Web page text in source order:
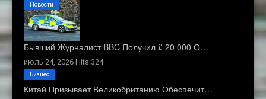
Бывший Журналист BBC Получил £ 20 000 О…
июль 24, 2026 Hits:324
Новости
Китай Призывает Великобританию Обеспечит…
Бизнес